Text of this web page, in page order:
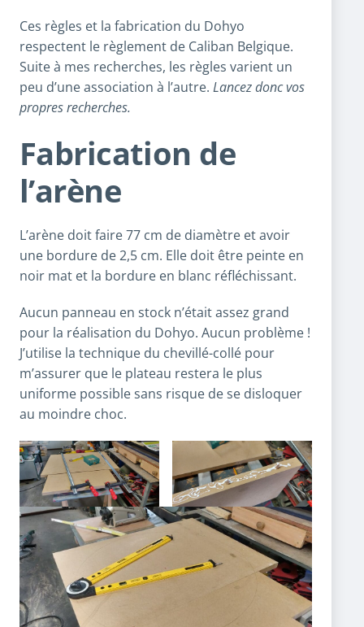
Ces règles et la fabrication du Dohyo
respectent le règlement de Caliban Belgique.
Suite à mes recherches, les règles varient un
peu d’une association à l’autre. Lancez donc vos
propres recherches.
Fabrication de
l’arène
L’arène doit faire 77 cm de diamètre et avoir
une bordure de 2,5 cm. Elle doit être peinte en
noir mat et la bordure en blanc réfléchissant.
Aucun panneau en stock n’était assez grand
pour la réalisation du Dohyo. Aucun problème !
J’utilise la technique du chevillé-collé pour
m’assurer que le plateau restera le plus
uniforme possible sans risque de se disloquer
au moindre choc.